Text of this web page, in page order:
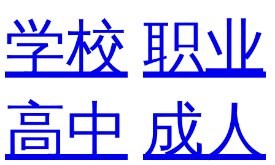
学校 职业
高中 成人